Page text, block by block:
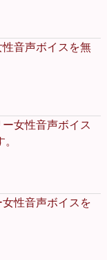
性音声ボイスを無
女性音声ボイス
女性音声ボイスを